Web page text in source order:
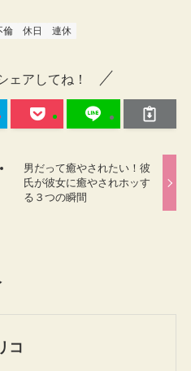
倫 休日 連休
ェアしてね！
男だって癒やされたい！彼
氏が彼女に癒やされホッす
る３つの瞬間
コ